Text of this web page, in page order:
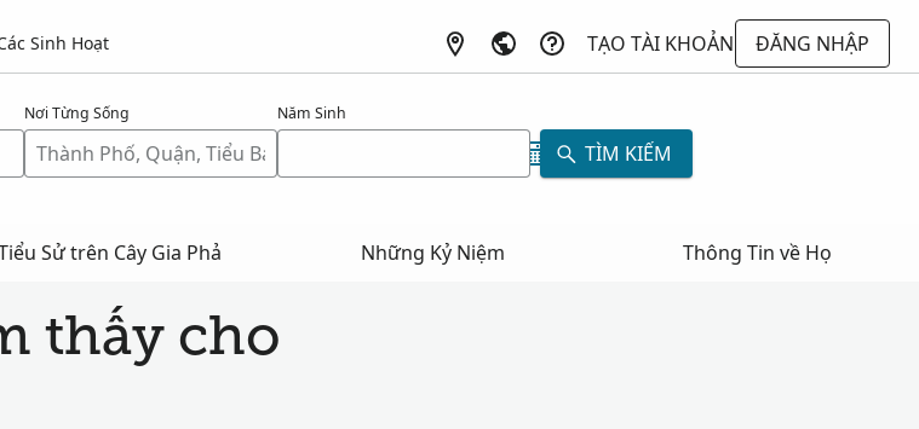
Sinh Hoạt TẠO TÀI KHOẢN
ĐĂNG NHẬP
Nơi Từng Sống Năm Sinh
TÌM KIẾM
Sử trên Cây Gia Phả Những Kỷ Niệm Thông Tin về Họ
thấy cho